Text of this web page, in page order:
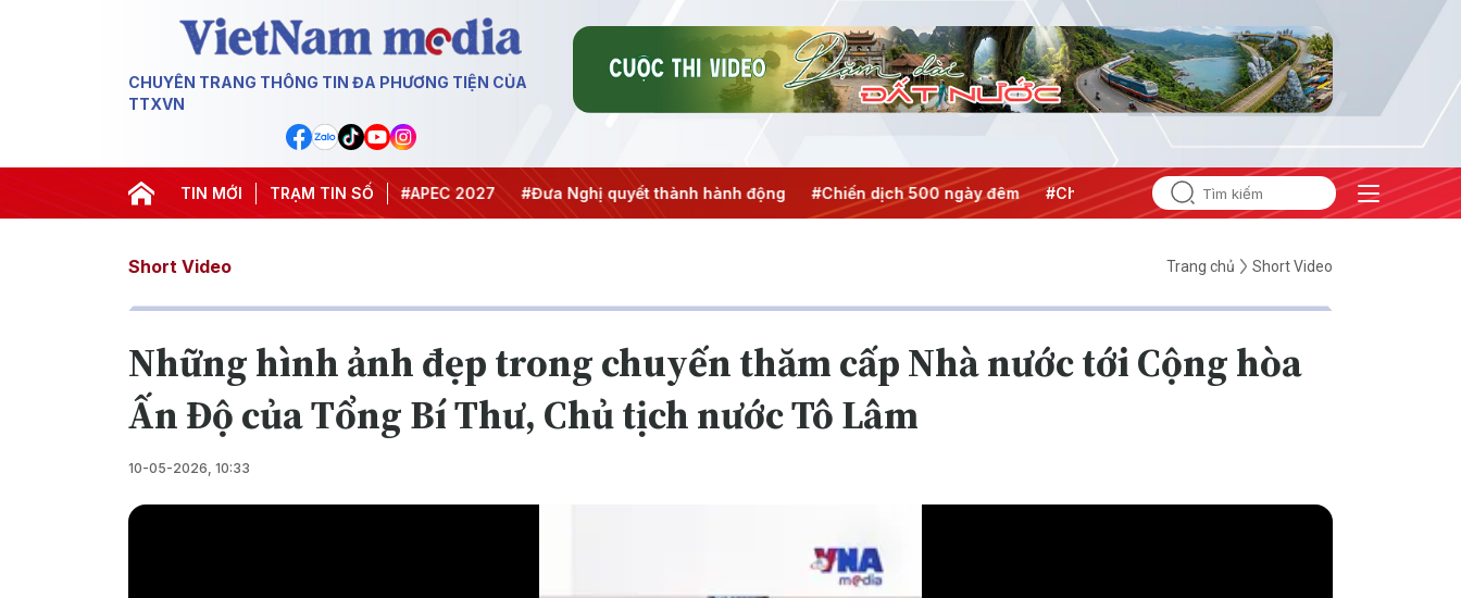
CHUYÊN TRANG THÔNG TIN ĐA PHƯƠNG TIỆN CỦA
TTXVN
TIN MỚI TRẠM TIN SỐ
#Hội nghị Trung ương 3 #APEC 2027 #Đưa Nghị quyết thành hành động #Chiến dịch 500 ngày đêm #Chống khai thác IUU #Căng thẳng Trung Đông #An
Short Video Trang chủ Short Video
Những hình ảnh đẹp trong chuyến thăm cấp Nhà nước tới Cộng hòa
Ấn Độ của Tổng Bí Thư, Chủ tịch nước Tô Lâm
10-05-2026, 10:33